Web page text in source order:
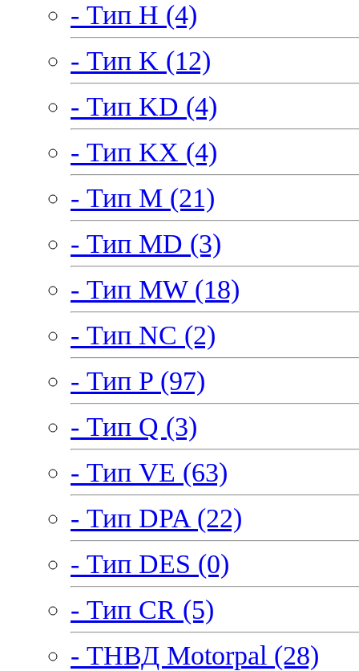
- Тип H (4)
- Тип K (12)
- Тип KD (4)
- Тип KX (4)
- Тип M (21)
- Тип MD (3)
- Тип MW (18)
- Тип NC (2)
- Тип P (97)
- Тип Q (3)
- Тип VE (63)
- Тип DPA (22)
- Тип DES (0)
- Тип CR (5)
- ТНВД Motorpal (28)